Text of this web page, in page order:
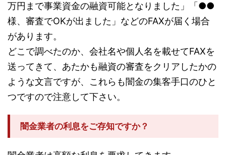
万円まで事業資金の融資可能となりました」「●●
様、審査でOKが出ました」などのFAXが届く場合
があります。
どこで調べたのか、会社名や個人名を載せてFAXを
送ってきて、あたかも融資の審査をクリアしたかの
ような文言ですが、これらも闇金の集客手口のひと
つですので注意して下さい。
闇金業者の利息をご存知ですか？